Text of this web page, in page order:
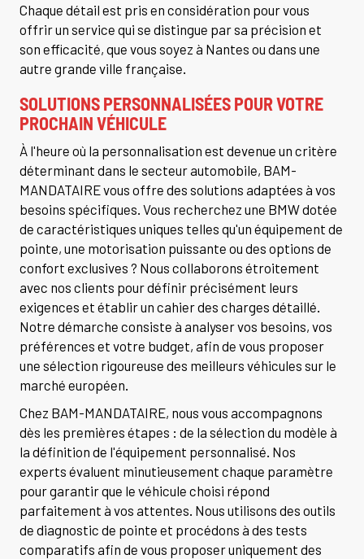
Chaque détail est pris en considération pour vous
offrir un service qui se distingue par sa précision et
son efficacité, que vous soyez à Nantes ou dans une
autre grande ville française.
SOLUTIONS PERSONNALISÉES POUR VOTRE
PROCHAIN VÉHICULE
À l'heure où la personnalisation est devenue un critère
déterminant dans le secteur automobile, BAM-
MANDATAIRE vous offre des solutions adaptées à vos
besoins spécifiques. Vous recherchez une BMW dotée
de caractéristiques uniques telles qu'un équipement de
pointe, une motorisation puissante ou des options de
confort exclusives ? Nous collaborons étroitement
avec nos clients pour définir précisément leurs
exigences et établir un cahier des charges détaillé.
Notre démarche consiste à analyser vos besoins, vos
préférences et votre budget, afin de vous proposer
une sélection rigoureuse des meilleurs véhicules sur le
marché européen.
Chez BAM-MANDATAIRE, nous vous accompagnons
dès les premières étapes : de la sélection du modèle à
la définition de l'équipement personnalisé. Nos
experts évaluent minutieusement chaque paramètre
pour garantir que le véhicule choisi répond
parfaitement à vos attentes. Nous utilisons des outils
de diagnostic de pointe et procédons à des tests
comparatifs afin de vous proposer uniquement des